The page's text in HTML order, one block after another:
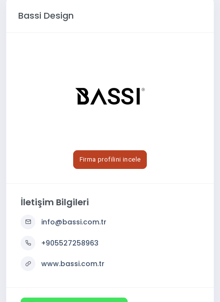
Bassi Design
Firma profilini incele
İletişim Bilgileri
info@bassi.com.tr
+905527258963
www.bassi.com.tr